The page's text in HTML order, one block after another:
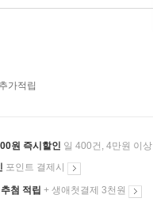
가적립
원 즉시할인 일 400건, 4만원 이상
포인트 결제시
첨 적립 + 생애첫결제 3천원